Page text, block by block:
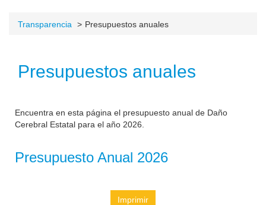
Transparencia Presupuestos anuales
Presupuestos anuales
Encuentra en esta página el presupuesto anual de Daño
Cerebral Estatal para el año 2026.
Presupuesto Anual 2026
Imprimir